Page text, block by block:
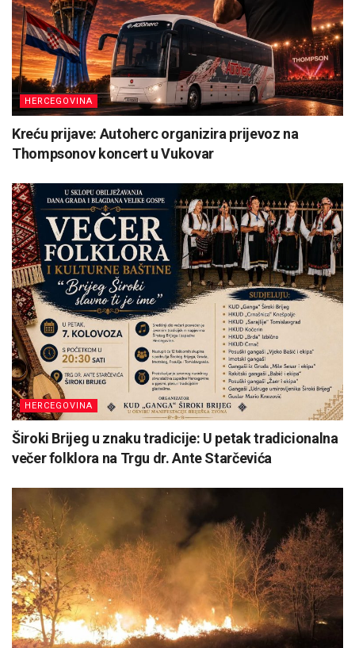
HERCEGOVINA
Kreću prijave: Autoherc organizira prijevoz na
Thompsonov koncert u Vukovar
HERCEGOVINA
Široki Brijeg u znaku tradicije: U petak tradicionalna
večer folklora na Trgu dr. Ante Starčevića